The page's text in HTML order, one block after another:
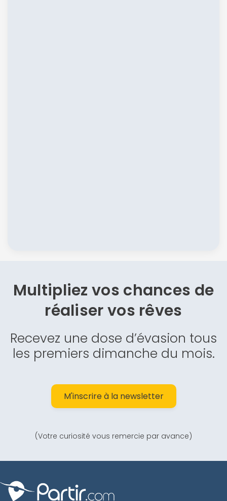
Multipliez vos chances de
réaliser vos rêves
Recevez une dose d’évasion tous
les premiers dimanche du mois.
M'inscrire à la newsletter
(Votre curiosité vous remercie par avance)